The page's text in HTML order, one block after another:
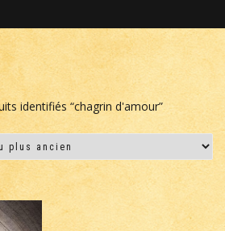
identifiés “chagrin d'amour”